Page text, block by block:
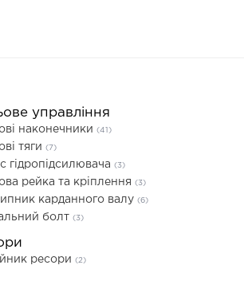
управління
наконечники (41)
тяги (7)
гідропідсилювача (3)
рейка та кріплення (3)
карданного валу (6)
болт (3)
ресори (2)